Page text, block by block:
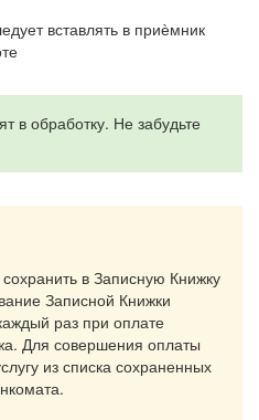
вставлять в приѐмник
в обработку. Не забудьте
сохранить в Записную Книжку
Записной Книжки
раз при оплате
. Для совершения оплаты
из списка сохраненных
.